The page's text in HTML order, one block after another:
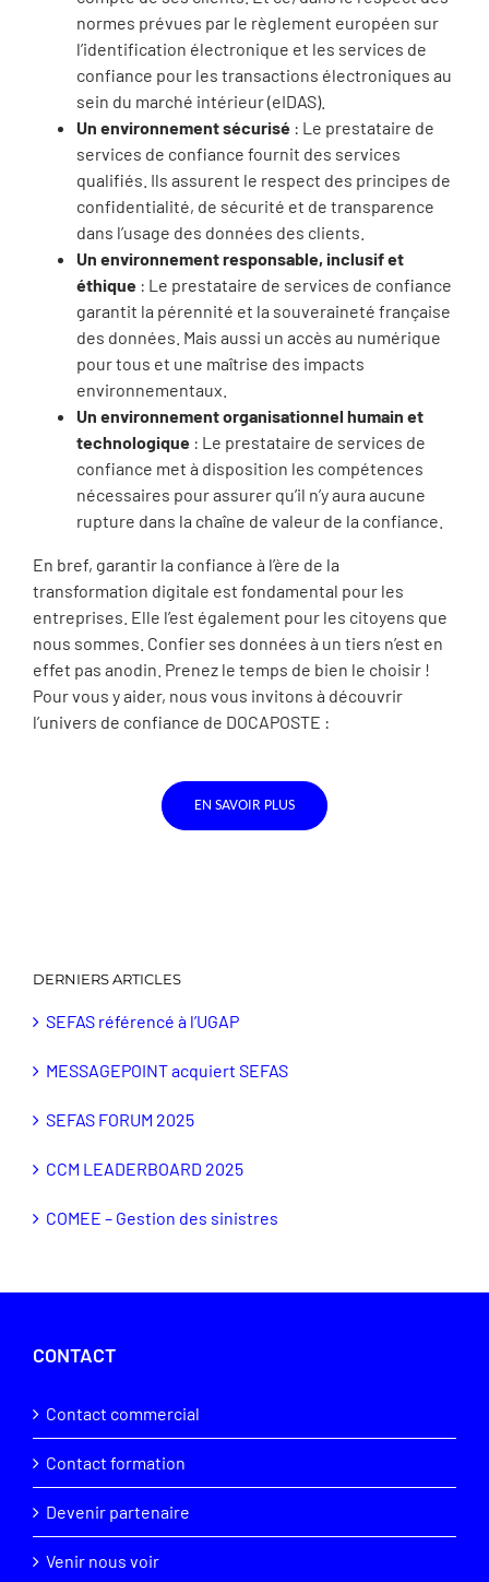
normes prévues par le règlement européen sur
l’identification électronique et les services de
confiance pour les transactions électroniques au
sein du marché intérieur (eIDAS).
Un environnement sécurisé : Le prestataire de
services de confiance fournit des services
qualifiés. Ils assurent le respect des principes de
confidentialité, de sécurité et de transparence
dans l’usage des données des clients.
Un environnement responsable, inclusif et
éthique : Le prestataire de services de confiance
garantit la pérennité et la souveraineté française
des données. Mais aussi un accès au numérique
pour tous et une maîtrise des impacts
environnementaux.
Un environnement organisationnel humain et
technologique : Le prestataire de services de
confiance met à disposition les compétences
nécessaires pour assurer qu’il n’y aura aucune
rupture dans la chaîne de valeur de la confiance.
En bref, garantir la confiance à l’ère de la
transformation digitale est fondamental pour les
entreprises. Elle l’est également pour les citoyens que
nous sommes. Confier ses données à un tiers n’est en
effet pas anodin. Prenez le temps de bien le choisir !
Pour vous y aider, nous vous invitons à découvrir
l’univers de confiance de DOCAPOSTE :
EN SAVOIR PLUS
DERNIERS ARTICLES
SEFAS référencé à l’UGAP
MESSAGEPOINT acquiert SEFAS
SEFAS FORUM 2025
CCM LEADERBOARD 2025
COMEE – Gestion des sinistres
CONTACT
Contact commercial
Contact formation
Devenir partenaire
Venir nous voir